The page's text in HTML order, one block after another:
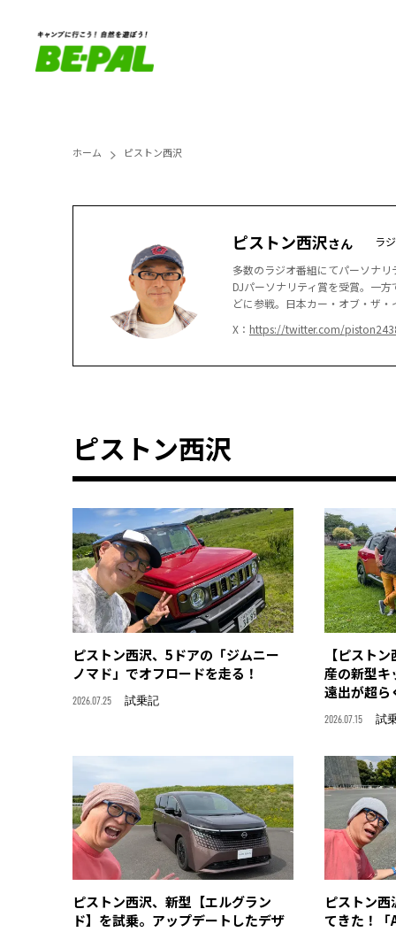
ホーム ピストン西沢
ピストン西沢さん
ラ
多数のラジオ番組にてパーソナ
DJパーソナリティ賞を受賞。一
どに参戦。日本カー・オブ・ザ・
X： https://twitter.com/
ピストン西沢
ピストン西沢、5ドアの「ジムニー
ノマド」でオフロードを走る！
2026.07.25 試乗記
【ピスト
産の新型
遠出が超ら
2026.07.15 試
ピストン西沢、新型【エルグラン
ド】を試乗。アップデートしたデザ
ピストン西
てきた！